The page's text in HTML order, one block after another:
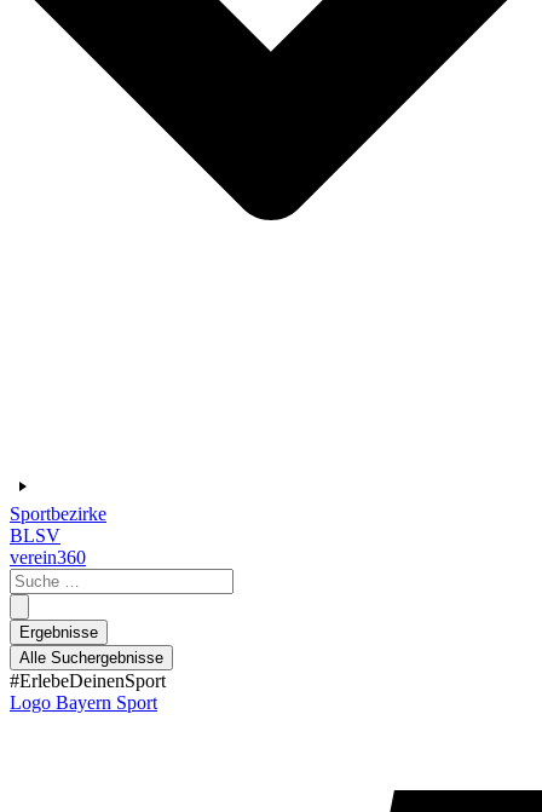
Sportbezirke
BLSV
verein360
Search
...
Ergebnisse
Alle Suchergebnisse
#ErlebeDeinenSport
Logo Bayern Sport